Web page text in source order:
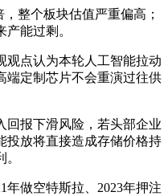
整个板块估值严重偏高；
能过剩。
观点认为本轮人工智能拉动
端定制芯片不会重演过往供
回报下滑风险，若头部企业
投放将直接造成存储价格持
年做空特斯拉、2023年押注